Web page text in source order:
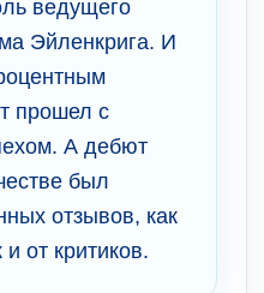
ведущего
Эйленкрига. И
прошел с
А дебют
был
отзывов, как
от критиков.